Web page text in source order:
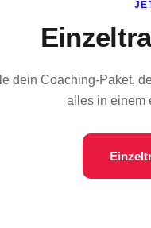
dein Coaching-Paket,
alles in einem